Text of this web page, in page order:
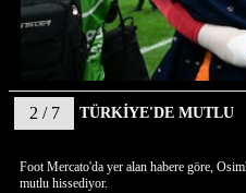
2 / 7 TÜRKİYE'DE MUTLU
Foot Mercato'da yer alan habere göre,
mutlu hissediyor.